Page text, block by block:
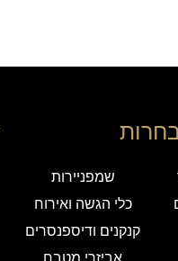
שמפניירות
כלי הגשה ואירוח
קנקנים ודיספנסרים